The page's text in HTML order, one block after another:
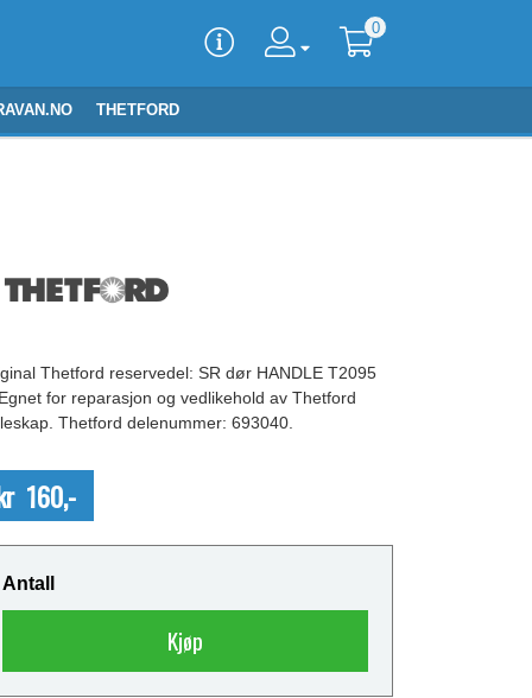
0
THETFORD
Thetford reservedel: SR dør HANDLE T2095
for reparasjon og vedlikehold av Thetford
Thetford delenummer: 693040.
160,-
Antall
Kjøp